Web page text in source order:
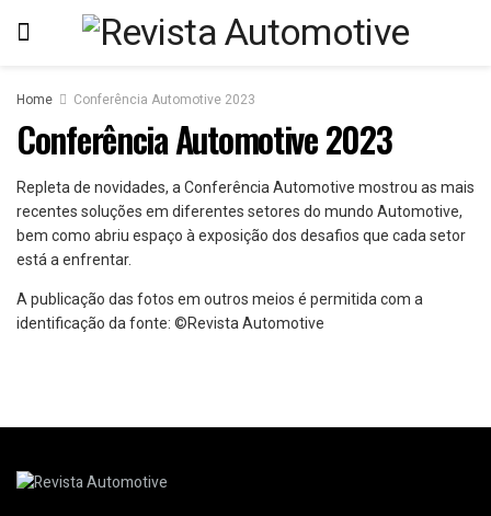
Home Conferência Automotive 2023
Conferência Automotive 2023
Repleta de novidades, a Conferência Automotive mostrou as mais
recentes soluções em diferentes setores do mundo Automotive,
bem como abriu espaço à exposição dos desafios que cada setor
está a enfrentar.
A publicação das fotos em outros meios é permitida com a
identificação da fonte: ©Revista Automotive